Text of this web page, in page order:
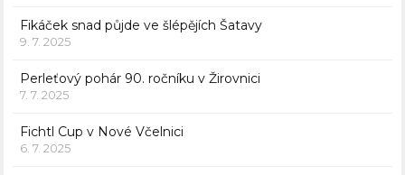
Fikáček snad půjde ve šlépějích Šatavy
9. 7. 2025
Perleťový pohár 90. ročníku v Žirovnici
7. 7. 2025
Fichtl Cup v Nové Včelnici
6. 7. 2025